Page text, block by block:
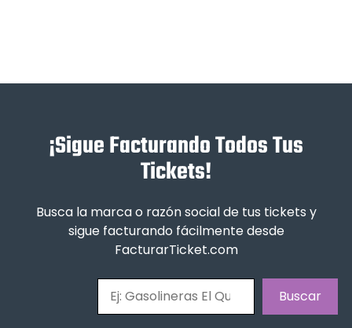
¡Sigue Facturando Todos Tus
Tickets!
Busca la marca o razón social de tus tickets y
sigue facturando fácilmente desde
FacturarTicket.com
Buscar
Buscar